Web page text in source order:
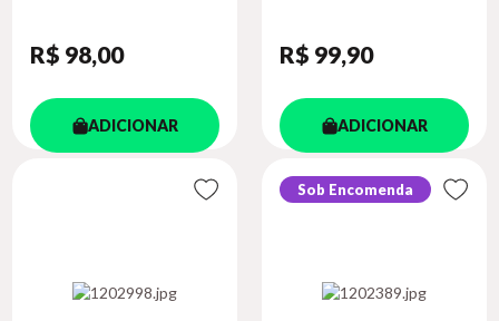
R$ 98,00
ADICIONAR
R$ 99,90
ADICIONAR
Sob Encomenda